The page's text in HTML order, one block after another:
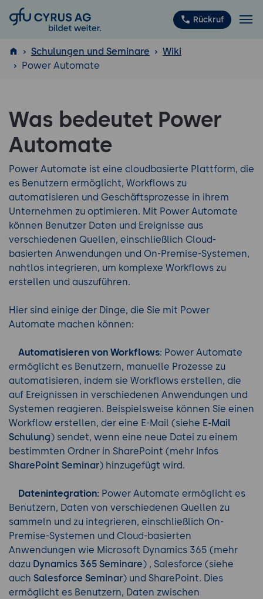
GFU Cyrus AG Rückruf
ISTQB
Schulungen und Seminare
Wiki
Power Automate
Was bedeutet Power
Automate
Power Automate ist eine cloudbasierte Plattform, die
es Benutzern ermöglicht, Workflows zu
automatisieren und Geschäftsprozesse in ihrem
Unternehmen zu optimieren. Mit Power Automate
können Benutzer Daten und Ereignisse aus
verschiedenen Quellen, einschließlich Cloud-
basierten Anwendungen und On-Premise-Systemen,
nahtlos integrieren, um komplexe Workflows zu
erstellen und auszuführen.
Hier sind einige der Dinge, die Sie mit Power
Automate machen können:
Automatisieren von Workflows: Power Automate
ermöglicht es Benutzern, manuelle Prozesse zu
automatisieren, indem sie Workflows erstellen, die
auf Ereignissen in verschiedenen Anwendungen und
Systemen reagieren. Beispielsweise können Sie einen
Workflow erstellen, der eine E-Mail (siehe E-Mail
Schulung) sendet, wenn eine neue Datei zu einem
bestimmten Ordner in SharePoint (mehr Infos
SharePoint Seminar) hinzugefügt wird.
Datenintegration: Power Automate ermöglicht es
Benutzern, Daten von verschiedenen Quellen zu
sammeln und zu integrieren, einschließlich On-
Premise-Systemen und Cloud-basierten
Anwendungen wie Microsoft Dynamics 365 (mehr
dazu Dynamics 365 Seminare) , Salesforce (siehe
auch Salesforce Seminar) und SharePoint. Dies
ermöglicht es Benutzern, Daten zwischen